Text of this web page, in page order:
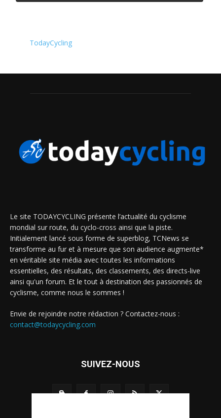
TodayCycling
Le site TODAYCYCLING présente l’actualité du cyclisme
mondial sur route, du cyclo-cross ainsi que la piste.
Initialement lancé sous forme de superblog, TCNews se
transforme au fur et à mesure que son audience augmente*
en véritable site média avec toutes les informations
essentielles, des résultats, des classements, des directs-live
ainsi qu'un forum. Et le tout à destination des passionnés de
cyclisme, comme nous le sommes !
Envie de rejoindre notre rédaction ? Contactez-nous :
contact@todaycycling.com
SUIVEZ-NOUS